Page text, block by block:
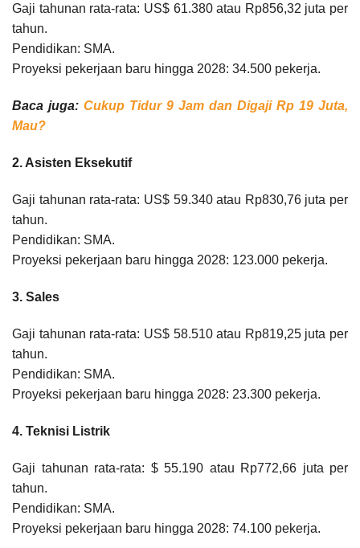
Gaji tahunan rata-rata: US$ 61.380 atau Rp856,32 juta per
tahun.
Pendidikan: SMA.
Proyeksi pekerjaan baru hingga 2028: 34.500 pekerja.
Baca juga: Cukup Tidur 9 Jam dan Digaji Rp 19 Juta,
Mau?
2. Asisten Eksekutif
Gaji tahunan rata-rata: US$ 59.340 atau Rp830,76 juta per
tahun.
Pendidikan: SMA.
Proyeksi pekerjaan baru hingga 2028: 123.000 pekerja.
3. Sales
Gaji tahunan rata-rata: US$ 58.510 atau Rp819,25 juta per
tahun.
Pendidikan: SMA.
Proyeksi pekerjaan baru hingga 2028: 23.300 pekerja.
4. Teknisi Listrik
Gaji tahunan rata-rata: $ 55.190 atau Rp772,66 juta per
tahun.
Pendidikan: SMA.
Proyeksi pekerjaan baru hingga 2028: 74.100 pekerja.